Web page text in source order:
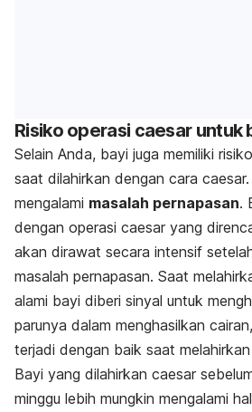
Risiko operasi caesar untuk
Selain Anda, bayi juga memiliki
saat dilahirkan dengan cara
mengalami masalah pernapasan.
dengan operasi caesar yang
akan dirawat secara intensif
masalah pernapasan. Saat
alami bayi diberi sinyal untuk
parunya dalam menghasilkan
terjadi dengan baik saat
Bayi yang dilahirkan caesar
minggu lebih mungkin mengalami